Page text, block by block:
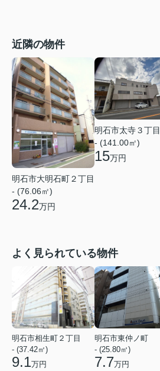
近隣の物件
明石市大明石町２丁目
- (76.06㎡)
24.2万円
明石市太寺３丁目
- (141.00㎡)
15万円
よく見られている物件
明石市相生町２丁目
- (37.42㎡)
9.1万円
明石市東仲ノ町
- (25.80㎡)
7.7万円